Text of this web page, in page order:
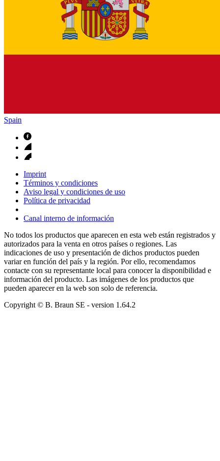
Spain
Imprint
Términos y condiciones
Aviso legal y condiciones de uso
Política de privacidad
Canal interno de información
No todos los productos que aparecen en esta web están registrados y
autorizados para la venta en otros países o regiones. Las
indicaciones de uso y presentación de dichos productos pueden
variar en función del país y la región. Por ello, recomendamos
contacte con su representante local para conocer la disponibilidad e
información del producto. Las imágenes de los productos que
pueden aparecer en la web son solo de referencia.
Copyright © B. Braun SE - version 1.64.2